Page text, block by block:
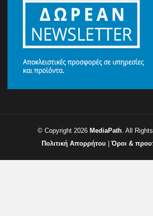
© Copyright 2026 MediaPath. All
Πολιτική Απορρήτου |Όροι &